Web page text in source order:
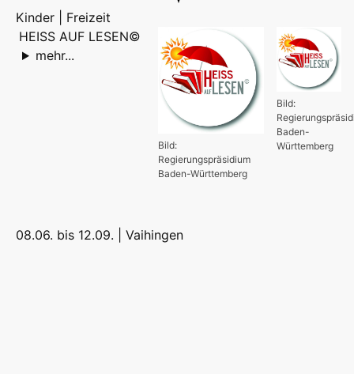
Kinder | Freizeit
Bild:
Baden-
Württemberg
Bild:
Regierungspräsidium
Baden-Württemberg
HEISS AUF LESEN©
mehr...
08.06. bis 12.09. | Vaihingen